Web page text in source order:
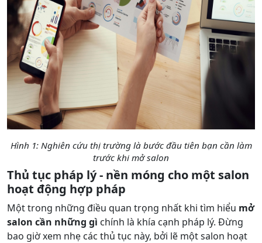
Hình 1: Nghiên cứu thị trường là bước đầu tiên bạn cần làm
trước khi mở salon
Thủ tục pháp lý - nền móng cho một salon
hoạt động hợp pháp
Một trong những điều quan trọng nhất khi tìm hiểu mở
salon cần những gì chính là khía cạnh pháp lý. Đừng
bao giờ xem nhẹ các thủ tục này, bởi lẽ một salon hoạt